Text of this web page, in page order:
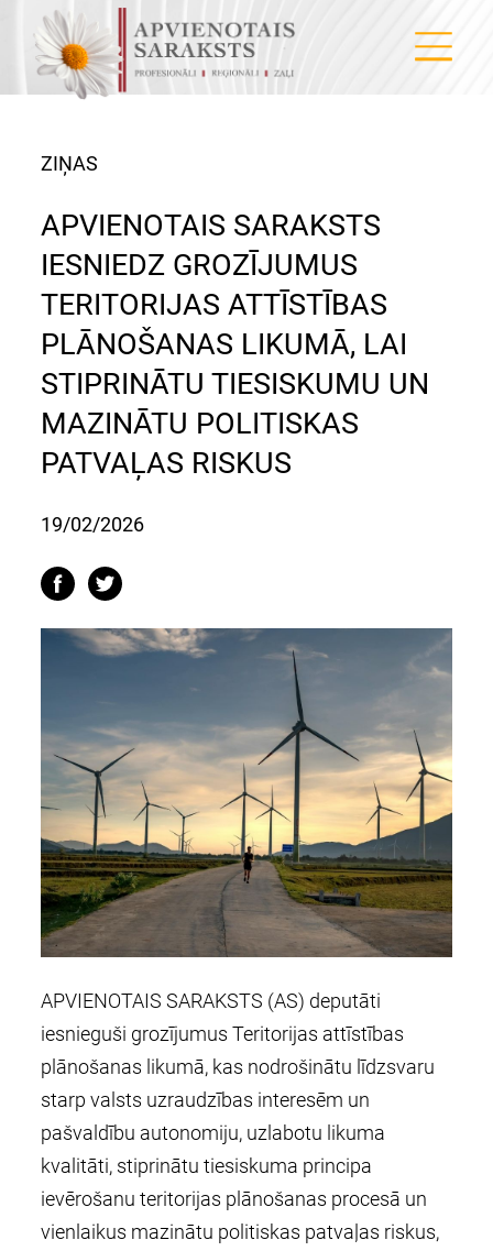
ZIŅAS
APVIENOTAIS SARAKSTS
IESNIEDZ GROZĪJUMUS
TERITORIJAS ATTĪSTĪBAS
PLĀNOŠANAS LIKUMĀ, LAI
STIPRINĀTU TIESISKUMU UN
MAZINĀTU POLITISKAS
PATVAĻAS RISKUS
19/02/2026
APVIENOTAIS SARAKSTS (AS) deputāti
iesnieguši grozījumus Teritorijas attīstības
plānošanas likumā, kas nodrošinātu līdzsvaru
starp valsts uzraudzības interesēm un
pašvaldību autonomiju, uzlabotu likuma
kvalitāti, stiprinātu tiesiskuma principa
ievērošanu teritorijas plānošanas procesā un
vienlaikus mazinātu politiskas patvaļas riskus,